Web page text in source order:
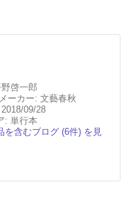
啓一郎
ーカー: 文藝春秋
2018/09/28
: 単行本
を含むブログ (6件) を見